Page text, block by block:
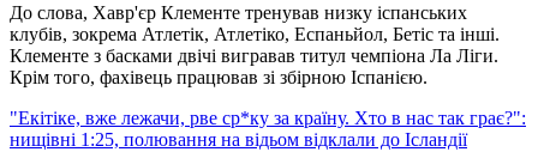
До слова, Хавр'єр Клементе тренував низку іспанських
клубів, зокрема Атлетік, Атлетіко, Еспаньйол, Бетіс та інші.
Клементе з басками двічі вигравав титул чемпіона Ла Ліги.
Крім того, фахівець працював зі збірною Іспанією.
"Екітіке, вже лежачи, рве ср*ку за країну. Хто в нас так грає?":
нищівні 1:25, полювання на відьом відклали до Ісландії